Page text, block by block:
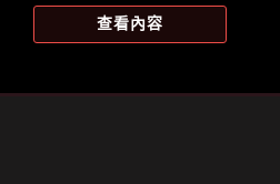
格：
價
格：
查看內容